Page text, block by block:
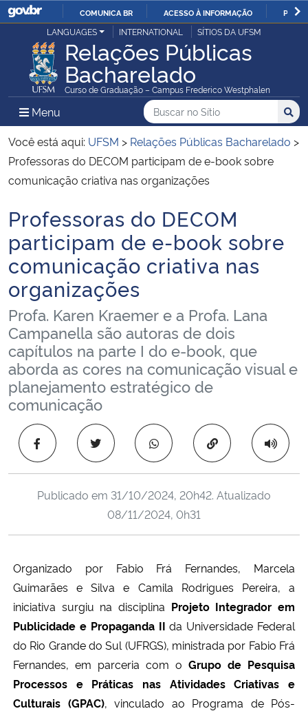
IR
PARA
O
CONTEÚDO
COMUNICA BR ACESSO À INFORMAÇÃO
Ministério da Justiça e Segurança Pública
Ministério da Defesa
Ministério das Relações Exteriores
Ministério da Economia
Ministério da Infraestrutura
Ministério da Agricultura, Pecuária e Abastecimento
Ministério da Educação
Ministério da Cidadania
Ministério da Saúde
Ministério de Minas e Energia
Ministério da Ciência, Tecnologia, Inovações e Comunicações
Ministério do Meio Ambiente
Ministério do Turismo
Ministério do Desenvolvimento Regional
Controladoria-Geral da União
Ministério da Mulher, da Família e dos Direitos Humanos
Secretaria-Geral
Secretaria de Governo
LANGUAGES INTERNATIONAL SÍTIOS DA UFSM
Relações Públicas
Bacharelado
Curso de Graduação – Campus Frederico Westphalen
Menu Menu Principal do Sítio
Busca
Buscar no no Sítio
Busca:
Você está aqui: UFSM > Relações Públicas Bacharelado >
Professoras do DECOM participam de e-book sobre
comunicação criativa nas organizações
Início do conteúdo
Professoras do DECOM
participam de e-book sobre
comunicação criativa nas
organizações
Profa. Karen Kraemer e a Profa. Lana
Campanella são autoras de dois
capítulos na parte I do e-book, que
aborda as cores na comunicação visual e
planejamento estratégico de
comunicação
Copiar para área
Publicado em 31/10/2024, 20h42. Atualizado
08/11/2024, 0h31
Organizado por Fabio Frá Fernandes, Marcela
Guimarães e Silva e Camila Rodrigues Pereira, a
iniciativa surgiu na disciplina Projeto Integrador em
Publicidade e Propaganda II da Universidade Federal
do Rio Grande do Sul (UFRGS), ministrada por Fabio Frá
Fernandes, em parceria com o Grupo de Pesquisa
Processos e Práticas nas Atividades Criativas e
Culturais (GPAC), vinculado ao Programa de Pós-